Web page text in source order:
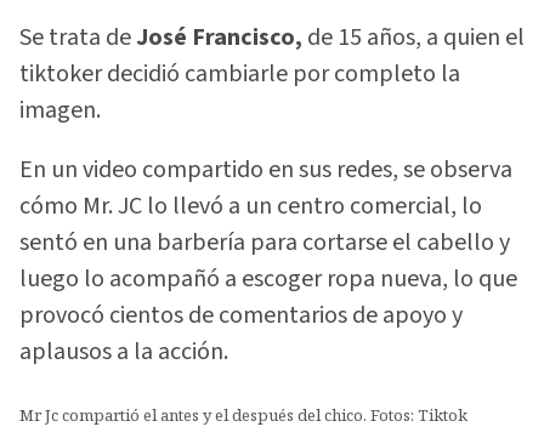
Se trata deJosé Francisco, de 15 años, a quien el
tiktoker decidió cambiarle por completo la
imagen.
En un video compartido en sus redes, se observa
cómo Mr. JC lo llevó a un centro comercial, lo
sentó en una barbería para cortarse el cabello y
luego lo acompañó a escoger ropa nueva, lo que
provocó cientos de comentarios de apoyo y
aplausos a la acción.
Mr Jc compartió el antes y el después del chico. Fotos: Tiktok